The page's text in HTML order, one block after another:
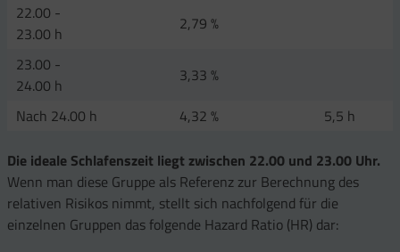
22.00 -
23.00 h
2,79 %
23.00 -
24.00 h
3,33 %
Nach 24.00 h
4,32 % 5,5 h
Die ideale Schlafenszeit liegt zwischen 22.00 und 23.00 Uhr.
Wenn man diese Gruppe als Referenz zur Berechnung des
relativen Risikos nimmt, stellt sich nachfolgend für die
einzelnen Gruppen das folgende Hazard Ratio (HR) dar: